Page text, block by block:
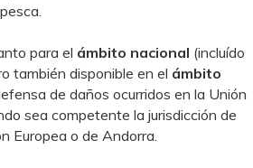
para el ámbito nacional (incluído
también disponible en el ámbito
de daños ocurridos en la Unión
sea competente la jurisdicción de
Europea o de Andorra.